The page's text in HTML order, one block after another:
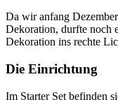
Da wir anfang
Dekoration, durfte noch
Dekoration ins rechte
Die Einrichtung
Im Starter Set befinden